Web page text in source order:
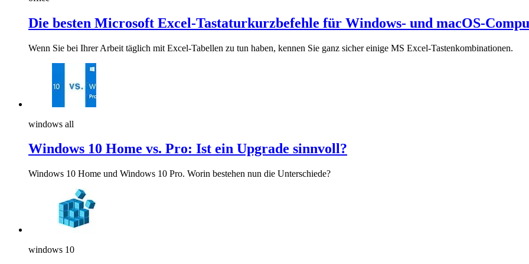
Die besten Microsoft Excel-Tastaturkurzbefehle für Windows- und macOS-
Wenn Sie bei Ihrer Arbeit täglich mit Excel-Tabellen zu tun haben, kennen Sie ganz sicher einige MS Excel-Tastenkombinationen.
windows all
Windows 10 Home vs. Pro: Ist ein Upgrade sinnvoll?
Windows 10 Home und Windows 10 Pro. Worin bestehen nun die Unterschiede?
windows 10